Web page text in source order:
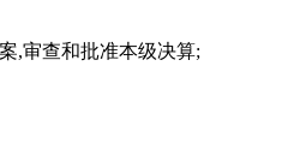
,审查和批准本级决算;